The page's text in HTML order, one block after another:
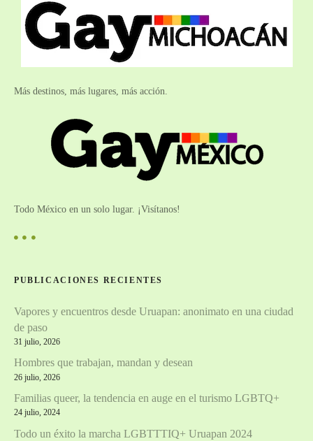
Más destinos, más lugares, más acción.
Todo México en un solo lugar. ¡Visítanos!
PUBLICACIONES RECIENTES
Vapores y encuentros desde Uruapan: anonimato en una ciudad
de paso
31 julio, 2026
Hombres que trabajan, mandan y desean
26 julio, 2026
Familias queer, la tendencia en auge en el turismo LGBTQ+
24 julio, 2024
Todo un éxito la marcha LGBTTTIQ+ Uruapan 2024